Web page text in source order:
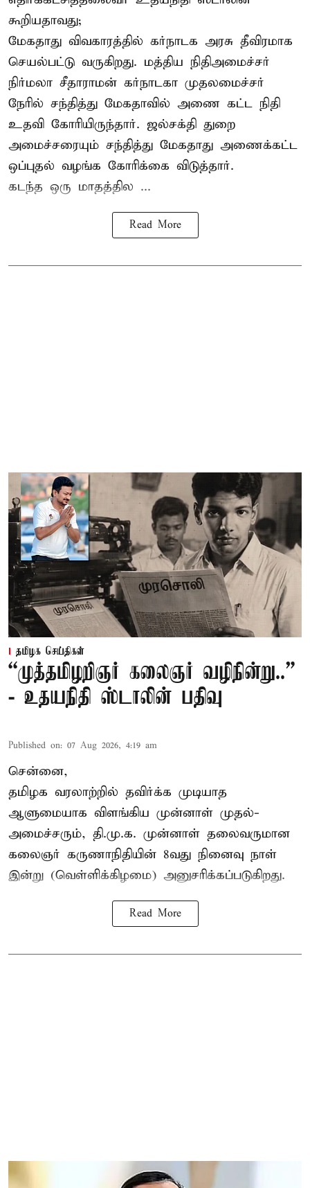
கூறியதாவது;
மேகதாது விவகாரத்தில் கர்நாடக அரசு தீவிரமாக
செயல்பட்டு வருகிறது. மத்திய நிதிஅமைச்சர்
நிர்மலா சீதாராமன் கர்நாடகா முதலமைச்சர்
நேரில் சந்தித்து மேகதாவில் அணை கட்ட நிதி
உதவி கோரியிருந்தார். ஜல்சக்தி துறை
அமைச்சரையும் சந்தித்து மேகதாது அணைக்கட்ட
ஒப்புதல் வழங்க கோரிக்கை விடுத்தார்.
கடந்த ஒரு மாதத்தில ...
Read More
தமிழக செய்திகள்
“முத்தமிழறிஞர் கலைஞர் வழிநின்று..”
- உதயநிதி ஸ்டாலின் பதிவு
Published on: 07 Aug 2026, 4:19 am
சென்னை,
தமிழக வரலாற்றில் தவிர்க்க முடியாத
ஆளுமையாக விளங்கிய முன்னாள் முதல்-
அமைச்சரும், தி.மு.க. முன்னாள் தலைவருமான
கலைஞர் கருணாநிதியின் 8வது நினைவு நாள்
இன்று (வெள்ளிக்கிழமை) அனுசரிக்கப்படுகிறது.
Read More